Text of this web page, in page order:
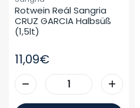
Rotwein Reál Sangria
CRUZ GARCIA Halbsüß
(1,5lt)
11,09€